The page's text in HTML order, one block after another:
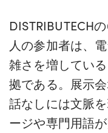
DISTRIBUTECH
人の参加者は、
雑さを増してい
拠である。展示
話なしには文脈
ージや専門用語